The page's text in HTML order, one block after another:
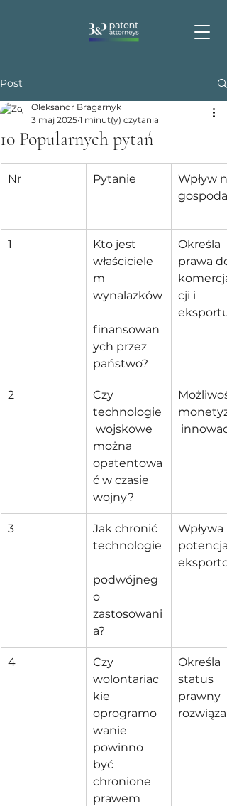
Post
10 Popularnych pytań
Oleksandr Bragarnyk
3 maj 2025 1 minut(y) czytania
Nr Pytanie
Wpływ
1
Kto jest
właściciele
m
wynalazków
finansowan
ych przez
państwo?
Określa
prawa do
cji i
eksportu
2
Czy
technologie
wojskowe
można
opatentowa
ć w czasie
wojny?
3
Jak chronić
technologie
podwójneg
o
zastosowani
a?
Wpływa
potencjał
4
Czy
wolontariac
kie
oprogramo
wanie
powinno
być
chronione
prawem
Określa
status
prawny
rozwiązań